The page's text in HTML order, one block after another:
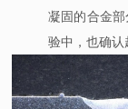
凝固的合金
验中，也确认